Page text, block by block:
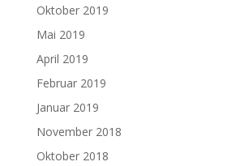
Oktober 2019
Mai 2019
April 2019
Februar 2019
Januar 2019
November 2018
Oktober 2018